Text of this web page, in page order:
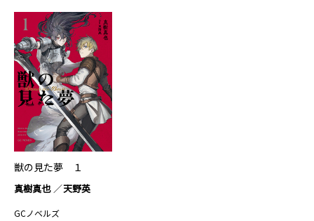
獣の見た夢 １
真樹真也 天野英
GCノベルズ